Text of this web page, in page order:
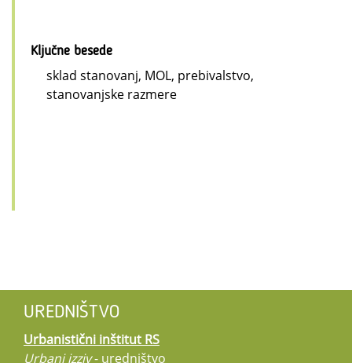
Ključne besede
sklad stanovanj, MOL, prebivalstvo,
stanovanjske razmere
UREDNIŠTVO
Urbanistični inštitut RS
Urbani izziv- uredništvo